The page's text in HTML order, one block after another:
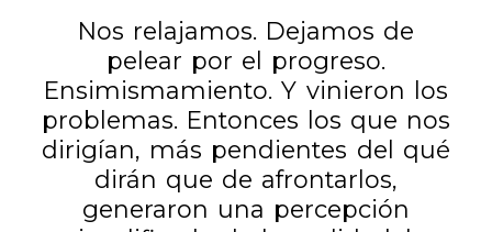
Nos relajamos. Dejamos de
pelear por el progreso.
Ensimismamiento. Y vinieron los
problemas. Entonces los que nos
dirigían, más pendientes del qué
dirán que de afrontarlos,
generaron una percepción